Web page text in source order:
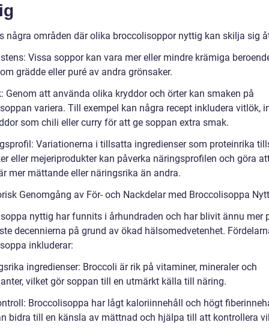
några områden där olika broccolisoppor nyttig kan skilja sig
Vissa soppor kan vara mer eller mindre krämiga
grädde eller puré av andra grönsaker.
Genom att använda olika kryddor och örter kan smaken på
variera. Till exempel kan några recept inkludera vitlök,
som chili eller curry för att ge soppan extra smak.
Variationerna i tillsatta ingredienser som proteinrika
eller mejeriprodukter kan påverka näringsprofilen och göra
mer mättande eller näringsrika än andra.
Genomgång av För- och Nackdelar med Broccolisoppa
nyttig har funnits i århundraden och har blivit ännu mer
decennierna på grund av ökad hälsomedvetenhet.
inkluderar:
ingredienser: Broccoli är rik på vitaminer, mineraler och
vilket gör soppan till en utmärkt källa till näring.
Broccolisoppa har lågt kaloriinnehåll och högt
bidra till en känsla av mättnad och hjälpa till att kontrollera